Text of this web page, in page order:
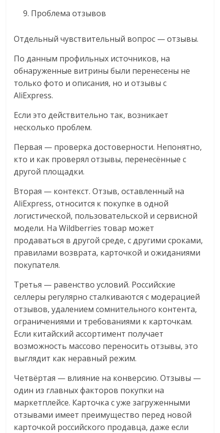
Проблема отзывов
Отдельный чувствительный вопрос — отзывы.
По данным профильных источников, на
обнаруженные витрины были перенесены не
только фото и описания, но и отзывы с
AliExpress.
Если это действительно так, возникает
несколько проблем.
Первая — проверка достоверности. Непонятно,
кто и как проверял отзывы, перенесённые с
другой площадки.
Вторая — контекст. Отзыв, оставленный на
AliExpress, относится к покупке в одной
логистической, пользовательской и сервисной
модели. На Wildberries товар может
продаваться в другой среде, с другими сроками,
правилами возврата, карточкой и ожиданиями
покупателя.
Третья — равенство условий. Российские
селлеры регулярно сталкиваются с модерацией
отзывов, удалением сомнительного контента,
ограничениями и требованиями к карточкам.
Если китайский ассортимент получает
возможность массово переносить отзывы, это
выглядит как неравный режим.
Четвёртая — влияние на конверсию. Отзывы —
один из главных факторов покупки на
маркетплейсе. Карточка с уже загруженными
отзывами имеет преимущество перед новой
карточкой российского продавца, даже если